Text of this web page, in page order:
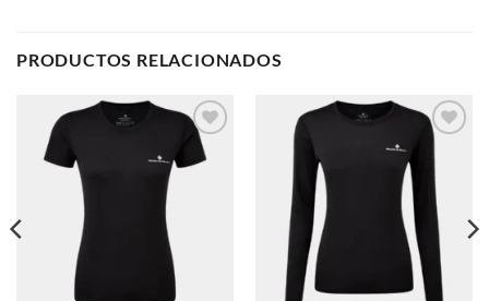
PRODUCTOS RELACIONADOS
Add to
wishlist